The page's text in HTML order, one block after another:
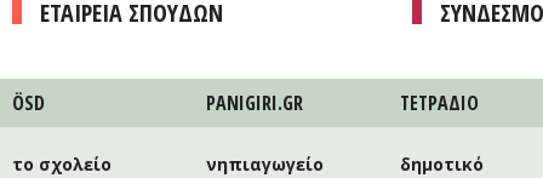
ΕΤΑΙΡΕΙΑ ΣΠΟΥΔΩΝ
ÖSD PANIGIRI.GR ΤΕΤΡAΔΙΟ
το σχολείο νηπιαγωγείο δημοτικό